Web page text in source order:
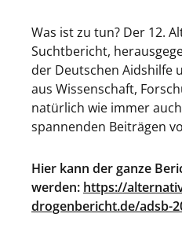
Was ist zu tun? Der 12.
Suchtbericht,
der Deutschen Aidshilfe
aus Wissenschaft,
natürlich wie immer
spannenden Beiträgen
Hier kann der ganze
werden: https://
drogenbericht.de/adsb-